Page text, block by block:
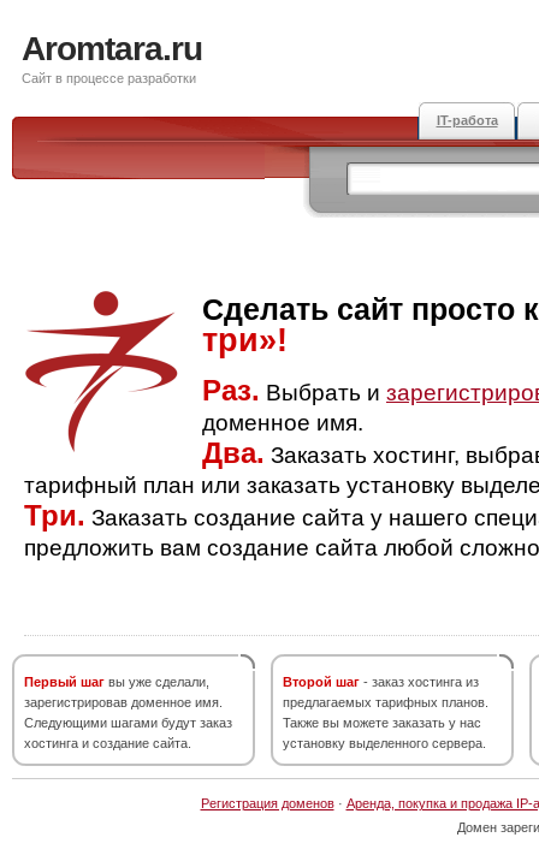
Aromtara.ru
Сайт в процессе разработки
IT-работа
Сделать сайт просто
три»!
Раз. Выбрать и
доменное имя.
Два. Заказать хостинг,
тарифный план или заказать установку
Три. Заказать создание сайта у нашего
предложить вам создание сайта любой
Первый шаг вы уже сделали,
зарегистрировав доменное имя.
Следующими шагами будут заказ
хостинга и создание сайта.
Второй шаг - заказ хостинга из
предлагаемых тарифных планов.
Также вы можете заказать у нас
установку выделенного сервера.
Регистрация доменов· Аренда, покупка и продажа IP-
Домен